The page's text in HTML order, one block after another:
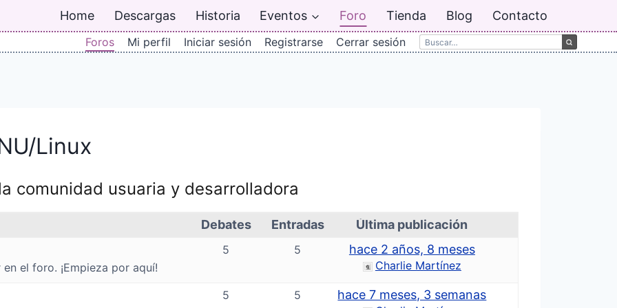
Home Descargas Historia Eventos Foro Tienda Blog Contacto
Foros Mi perfil Iniciar sesión Registrarse Cerrar sesión
Linux
comunidad usuaria y desarrolladora
Debates Entradas Última publicación
el foro. ¡Empieza por aquí!
5 5 hace 2 años, 8 meses
Charlie Martínez
5 5 hace 7 meses, 3 semanas